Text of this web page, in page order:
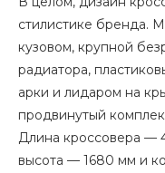
стилистике бренда.
кузовом, крупной
радиатора,
арки и лидаром на
продвинутый
Длина кроссовера —
высота — 1680 мм и